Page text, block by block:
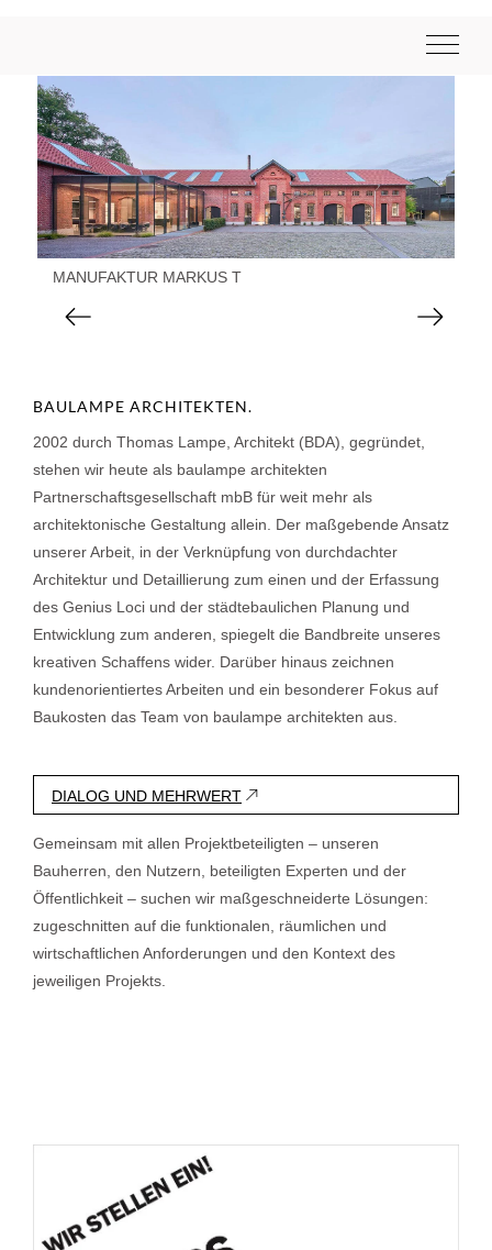
MANUFAKTUR MARKUS T
Bahnhof Löhne
Wohnen am Allerbogen
BAULAMPE ARCHITEKTEN.
2002 durch Thomas Lampe, Architekt (BDA), gegründet,
stehen wir heute als baulampe architekten
Partnerschaftsgesellschaft mbB für weit mehr als
architektonische Gestaltung allein. Der maßgebende Ansatz
unserer Arbeit, in der Verknüpfung von durchdachter
Architektur und Detaillierung zum einen und der Erfassung
des Genius Loci und der städtebaulichen Planung und
Entwicklung zum anderen, spiegelt die Bandbreite unseres
kreativen Schaffens wider. Darüber hinaus zeichnen
kundenorientiertes Arbeiten und ein besonderer Fokus auf
Baukosten das Team von baulampe architekten aus.
DIALOG UND MEHRWERT
Gemeinsam mit allen Projektbeteiligten – unseren
Bauherren, den Nutzern, beteiligten Experten und der
Öffentlichkeit – suchen wir maßgeschneiderte Lösungen:
zugeschnitten auf die funktionalen, räumlichen und
wirtschaftlichen Anforderungen und den Kontext des
jeweiligen Projekts.